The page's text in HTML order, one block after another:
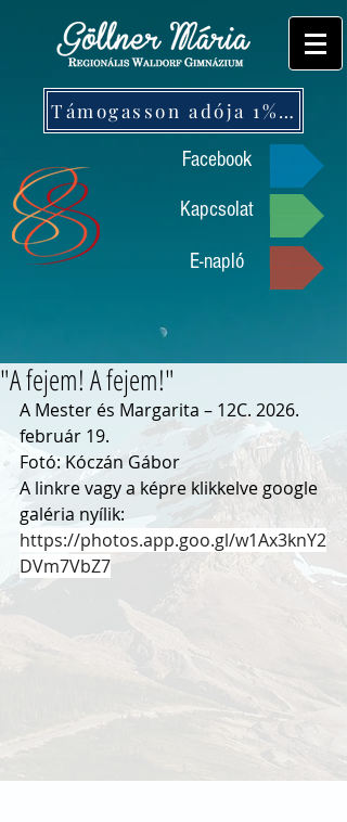
Támogasson adója 1%-ával!
Facebook
Kapcsolat
E-napló
"A fejem! A fejem!"
A Mester és Margarita – 12C. 2026.
február 19.
Fotó: Kóczán Gábor
A linkre vagy a képre klikkelve google
galéria nyílik:
https://photos.app.goo.gl/w1Ax3knY2
DVm7VbZ7